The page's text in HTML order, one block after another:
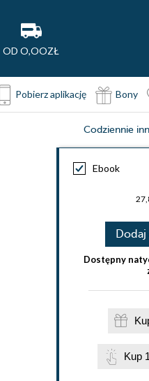
OD O,OOZŁ
Pobierz aplikację Bony
Codziennie
Ebook
Dostępny
Kup